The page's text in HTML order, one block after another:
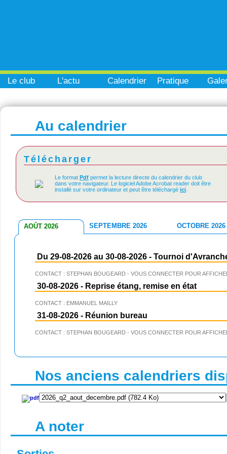
Le club L'actu Calendrier Pratique
Au calendrier
Télécharger
Le format Pdf permet la lecture directe du calendrier du club
dans votre navigateur. Le logiciel Adobe Acrobat reader doit être
installé sur votre ordinateur et peut être téléchargé ici
AOÛT 2026 SEPTEMBRE 2026 OCTOBRE 2026
Du 29-08-2026 au 30-08-2026 - Tournoi
CONTACT : STEPHAN BOUGEARD - VOUS CONNECTER POUR
30-08-2026 - Reprise étang, remise en état
CONTACT : EMMANUEL MAILLY
31-08-2026 - Réunion bureau
CONTACT : STEPHAN BOUGEARD - VOUS CONNECTER POUR
Nos anciens calendriers
A noter